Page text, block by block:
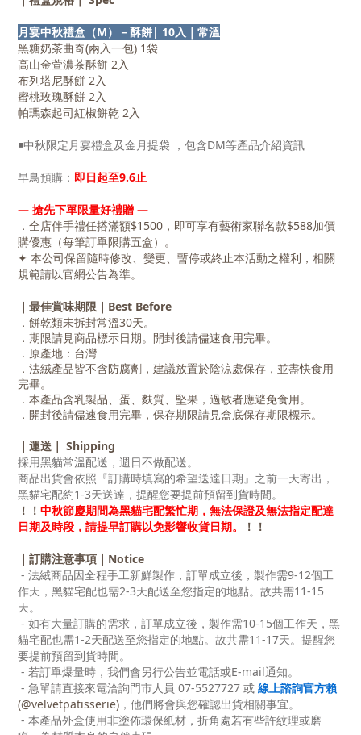
月宴中秋禮盒（M）
－酥餅| 10入｜常溫
黑糖奶茶曲奇(兩入一包) 1袋
高山金萱濃茶酥餅 2入
布列塔尼酥餅 2入
蜜桃玫瑰酥餅 2入
帕瑪森起司紅椒餅乾 2入
◾中秋限定月宴禮盒及金月提袋 ，包含DM等產品介紹資訊
早鳥預購： 即日起至9.6止
― 搶先下單限量好禮贈 ―
．全店伴手禮任搭滿額$1500，即可享有藝術家聯名款$588加價
購優惠（每筆訂單限購五盒）。
✦ 本公司保留隨時修改、變更、暫停或終止本活動之權利，相關
規範請以官網公告為準。
｜最佳賞味期限｜Best Before
．餅乾類未拆封常溫30天。
．期限請見商品標示日期。開封後請儘速食用完畢。
．原產地：台灣
．法絨產品皆不含防腐劑，建議放置於陰涼處保存，並盡快食用
完畢。
．本產品含乳製品、蛋、麩質、堅果，過敏者應避免食用。
．開封後請儘速食用完畢，保存期限請見盒底保存期限標示。
｜運送｜ Shipping
採用黑貓常溫配送，週日不做配送。
商品出貨會依照『訂購時填寫的希望送達日期』之前一天寄出，
黑貓宅配約1-3天送達，提醒您要提前預留到貨時間。
！！ 中秋節慶期間為黑貓宅配繁忙期，無法保證及無法指定配達
日期及時段，請提早訂購以免影響收貨日期。
！！
｜訂購注意事項｜Notice
- 法絨商品因全程手工新鮮製作，訂單成立後，製作需9-12個工
作天，黑貓宅配也需2-3天配送至您指定的地點。故共需11-15
天。
- 如有大量訂購的需求，訂單成立後，製作需10-15個工作天，黑
貓宅配也需1-2天配送至您指定的地點。故共需11-17天。提醒您
要提前預留到貨時間。
- 若訂單爆量時，我們會另行公告並電話或E-mail通知。
- 急單請直接來電洽詢門市人員 07-5527727 或 線上諮詢官方賴
(@velvetpatisserie) ，他們將會與您確認出貨相關事宜。
- 本產品外盒使用非塗佈環保紙材，折角處若有些許紋理或磨